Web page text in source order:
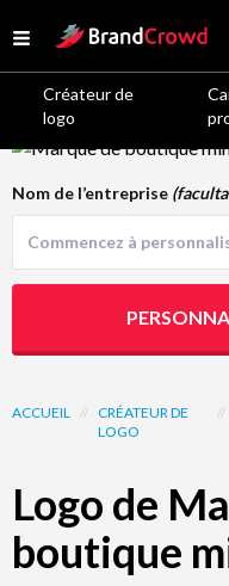
Open menu
Site Logo
Créateur de
logo
Logo Template Preview
ACCUEIL // CRÉATEUR DE
LOGO
//
Logo de
boutique
Nom de l’entreprise